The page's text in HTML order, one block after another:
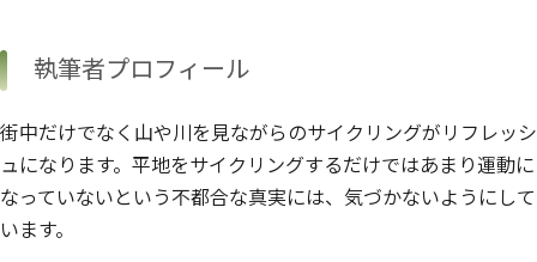
執筆者プロフィール
街中だけでなく山や川を見ながらのサイクリングがリフレッシ
ュになります。平地をサイクリングするだけではあまり運動に
なっていないという不都合な真実には、気づかないようにして
います。